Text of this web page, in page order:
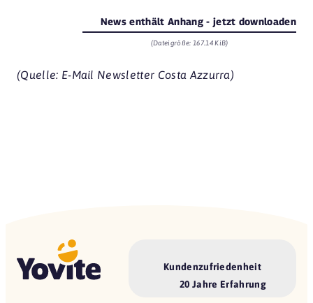
News enthält Anhang - jetzt downloaden
(Dateigröße: 167.14 KiB)
(Quelle: E-Mail Newsletter Costa Azzurra)
Kundenzufriedenheit
20 Jahre Erfahrung